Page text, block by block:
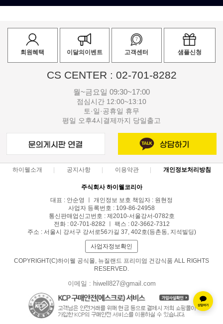
회원혜택 이달의이벤트 고객센터 샘플신청
CS CENTER : 02-701-8282
월~금요일 09:30~17:00
점심시간 12:00~13:10
토·일·공휴일 휴무
평일 오후4시결제까지 당일출고
하이웰소개 공지사항 이용약관 개인정보처리방침
주식회사 하이웰코리아
대표 : 안순영 ㅣ 개인정보 보호 책임자 : 원현정
사업자 등록번호 : 109-86-24958
통신판매업신고번호 : 제2010-서울강서-0782호
전화 : 02-701-8282 ㅣ 팩스 : 02-3662-7312
주소 : 서울시 강서구 강서로56가길 37, 402호(등촌동, 지석빌딩)
사업자정보확인
COPYRIGHT(C)하이웰 공식몰, 뉴질랜드 프리미엄 건강식품 ALL RIGHTS
RESERVED.
이메일 : hiwell827@gmail.com